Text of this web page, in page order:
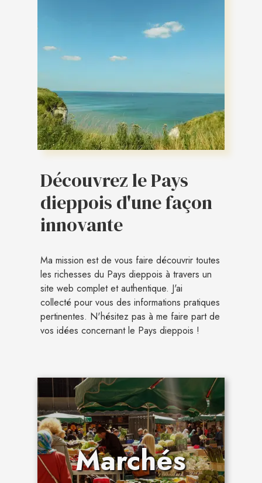
Découvrez le Pays
dieppois d'une façon
innovante
Ma mission est de vous faire découvrir toutes
les richesses du Pays dieppois à travers un
site web complet et authentique. J'ai
collecté pour vous des informations pratiques
pertinentes. N'hésitez pas à me faire part de
vos idées concernant le Pays dieppois !
Marchés